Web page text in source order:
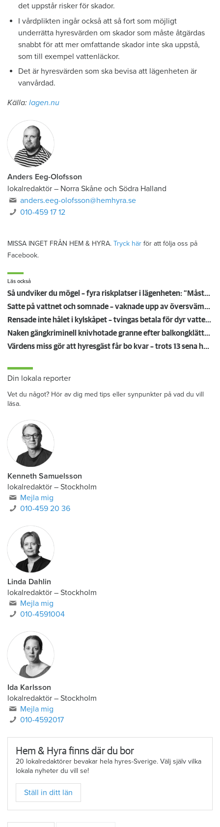
det uppstår risker för skador.
I vårdplikten ingår också att så fort som möjligt
underrätta hyresvärden om skador som måste åtgärdas
snabbt för att mer omfattande skador inte ska uppstå,
som till exempel vattenläckor.
Det är hyresvärden som ska bevisa att lägenheten är
vanvårdad.
Källa: lagen.nu
Anders Eeg-Olofsson
lokalredaktör – Norra Skåne och Södra Halland
anders.eeg-olofsson@hemhyra.se
010-459 17 12
MISSA INGET FRÅN HEM & HYRA. Tryck här för att följa oss på
Facebook.
Läs också
Så undviker du mögel – fyra riskplatser i lägenheten: ”Måste städa bort”
Satte på vattnet och somnade – vaknade upp av översvämning hos grannen
Rensade inte hålet i kylskåpet – tvingas betala för dyr vattenskada
Naken gängkriminell knivhotade granne efter balkongklättring
Värdens miss gör att hyresgäst får bo kvar – trots 13 sena hyror
Din lokala reporter
Vet du något? Hör av dig med tips eller synpunkter på vad du vill
läsa.
Kenneth Samuelsson
lokalredaktör – Stockholm
Mejla mig
010-459 20 36
Linda Dahlin
lokalredaktör – Stockholm
Mejla mig
010-4591004
Ida Karlsson
lokalredaktör – Stockholm
Mejla mig
010-4592017
Hem & Hyra finns där du bor
20 lokalredaktörer bevakar hela hyres-Sverige. Välj själv vilka
lokala nyheter du vill se!
Ställ in ditt län